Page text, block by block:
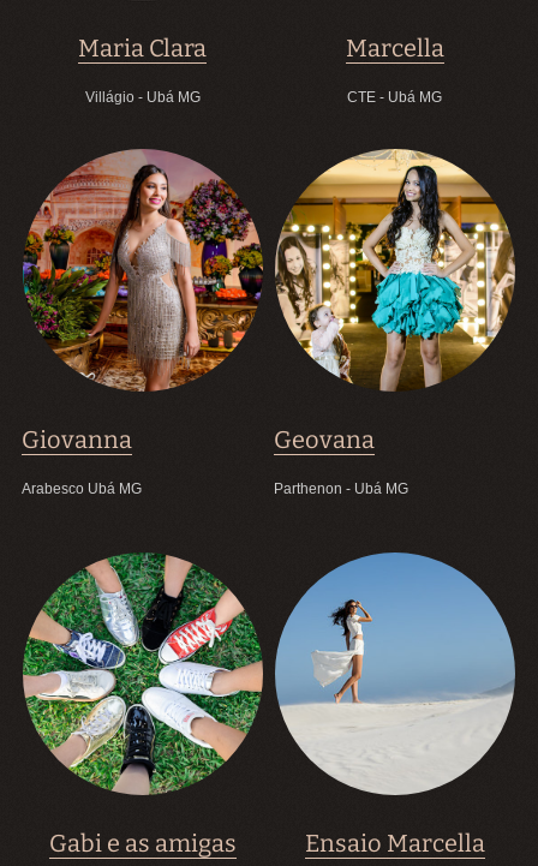
Maria Clara
Villágio - Ubá MG
Marcella
CTE - Ubá MG
Giovanna
Arabesco Ubá MG
Geovana
Parthenon - Ubá MG
Gabi e as amigas Ensaio Marcella